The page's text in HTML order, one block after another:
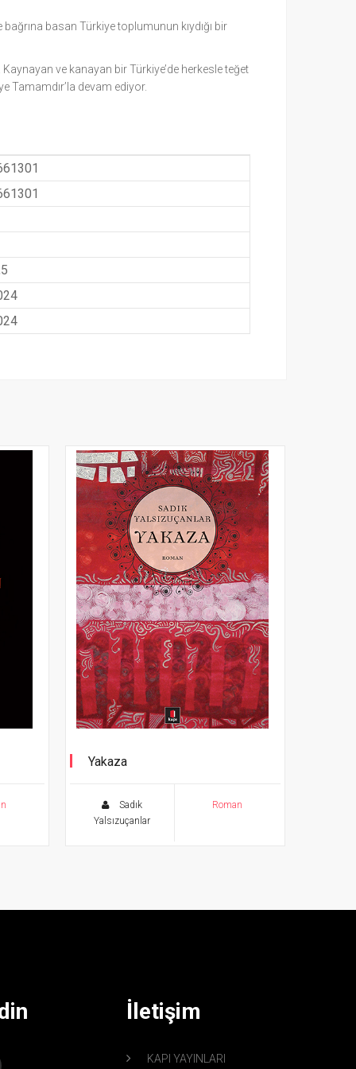
basan Türkiye toplumunun kıydığı bir
ve kanayan bir Türkiye’de herkesle teğet
Tamamdır’la devam ediyor.
Yakaza
Sadık
Yalsızuçanlar
Roman
İletişim
KAPI YAYINLARI